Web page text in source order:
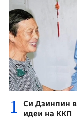
1 Си Дзинпин
идеи на ККП